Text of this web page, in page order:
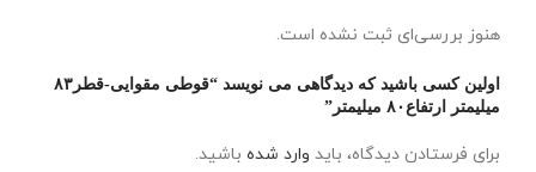
هنوز بررسی‌ای ثبت نشده است.
اولین کسی باشید که دیدگاهی می نویسد “قوطی مقوایی-قطر۸۳
میلیمتر ارتفاع۸۰ میلیمتر”
برای فرستادن دیدگاه، باید وارد شده باشید.